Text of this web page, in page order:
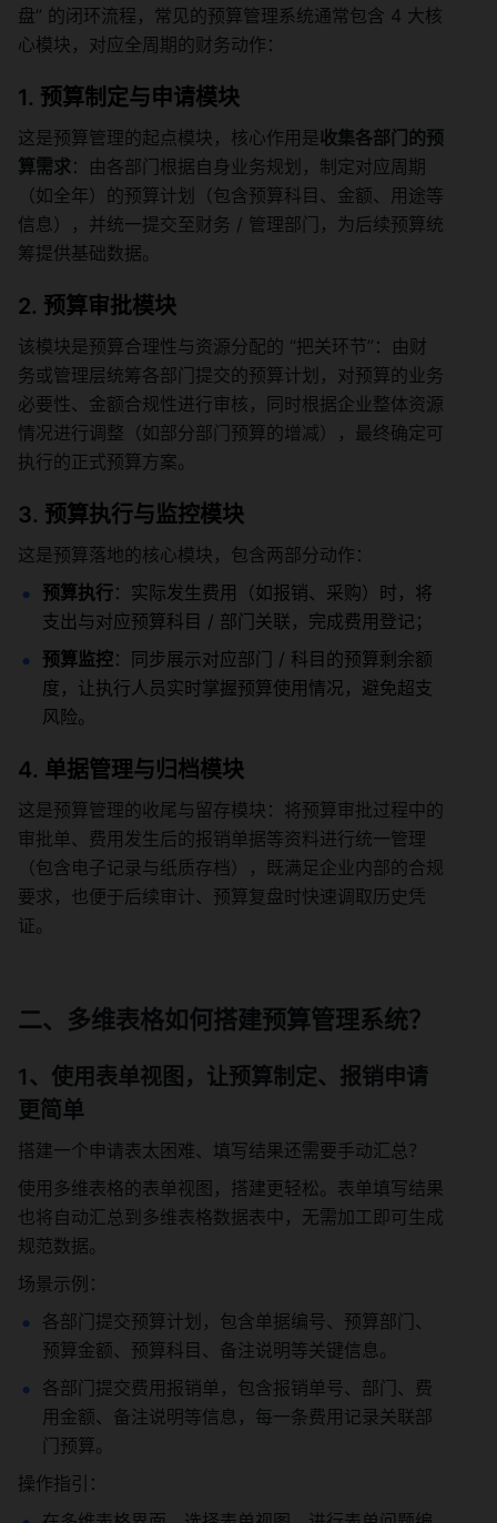
盘” 的闭环流程，常见的预算管理系统通常包含 4 大核
心模块，对应全周期的财务动作：
1. 预算制定与申请模块
这是预算管理的起点模块，核心作用是收集各部门的预
算需求：由各部门根据自身业务规划，制定对应周期
（如全年）的预算计划（包含预算科目、金额、用途等
信息），并统一提交至财务 / 管理部门，为后续预算统
筹提供基础数据。
2. 预算审批模块
该模块是预算合理性与资源分配的 “把关环节”：由财
务或管理层统筹各部门提交的预算计划，对预算的业务
必要性、金额合规性进行审核，同时根据企业整体资源
情况进行调整（如部分部门预算的增减），最终确定可
执行的正式预算方案。
3. 预算执行与监控模块
这是预算落地的核心模块，包含两部分动作：
预算执行：实际发生费用（如报销、采购）时，将
支出与对应预算科目 / 部门关联，完成费用登记；
预算监控：同步展示对应部门 / 科目的预算剩余额
度，让执行人员实时掌握预算使用情况，避免超支
风险。
4. 单据管理与归档模块
这是预算管理的收尾与留存模块：将预算审批过程中的
审批单、费用发生后的报销单据等资料进行统一管理
（包含电子记录与纸质存档），既满足企业内部的合规
要求，也便于后续审计、预算复盘时快速调取历史凭
证。
二、多维表格如何搭建预算管理系统？
1、使用表单视图，让预算制定、报销申请
更简单
搭建一个申请表太困难、填写结果还需要手动汇总？
使用多维表格的表单视图，搭建更轻松。表单填写结果
也将自动汇总到多维表格数据表中，无需加工即可生成
规范数据。
场景示例：
各部门提交预算计划，包含单据编号、预算部门、
预算金额、预算科目、备注说明等关键信息。
各部门提交费用报销单，包含报销单号、部门、费
用金额、备注说明等信息，每一条费用记录关联部
门预算。
操作指引：